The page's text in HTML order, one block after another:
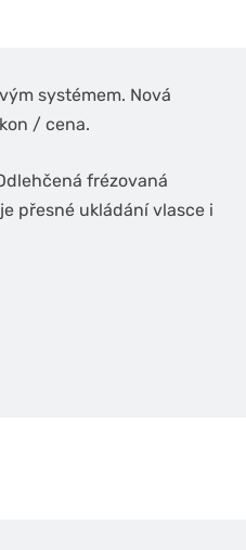
systémem. Nová
/ cena.
frézovaná
přesné ukládání vlasce i